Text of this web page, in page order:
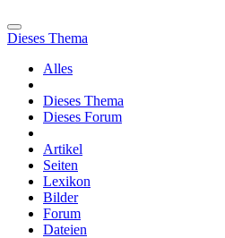
Dieses Thema
Alles
Dieses Thema
Dieses Forum
Artikel
Seiten
Lexikon
Bilder
Forum
Dateien